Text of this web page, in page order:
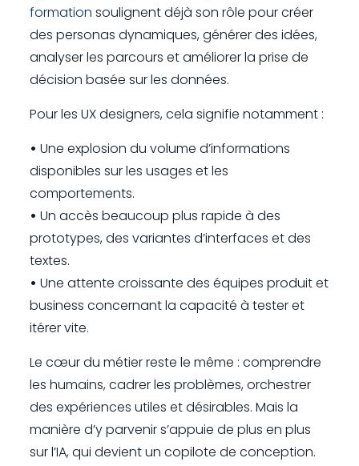
formation soulignent déjà son rôle pour créer
des personas dynamiques, générer des idées,
analyser les parcours et améliorer la prise de
décision basée sur les données.
Pour les UX designers, cela signifie notamment :
• Une explosion du volume d’informations
disponibles sur les usages et les
comportements.
• Un accès beaucoup plus rapide à des
prototypes, des variantes d’interfaces et des
textes.
• Une attente croissante des équipes produit et
business concernant la capacité à tester et
itérer vite.
Le cœur du métier reste le même : comprendre
les humains, cadrer les problèmes, orchestrer
des expériences utiles et désirables. Mais la
manière d’y parvenir s’appuie de plus en plus
sur l’IA, qui devient un copilote de conception.